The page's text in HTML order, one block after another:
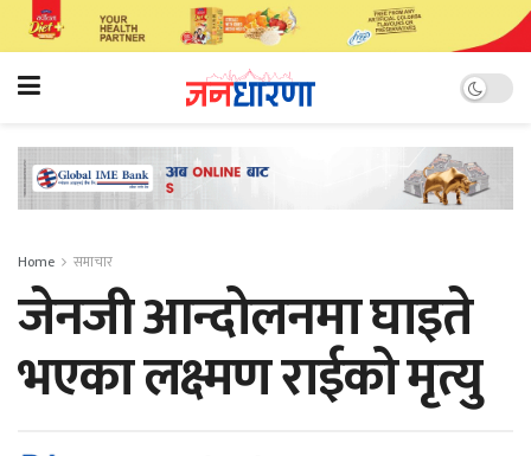
Home समाचार
जेनजी आन्दोलनमा घाइते
भएका लक्ष्मण राईको मृत्यु